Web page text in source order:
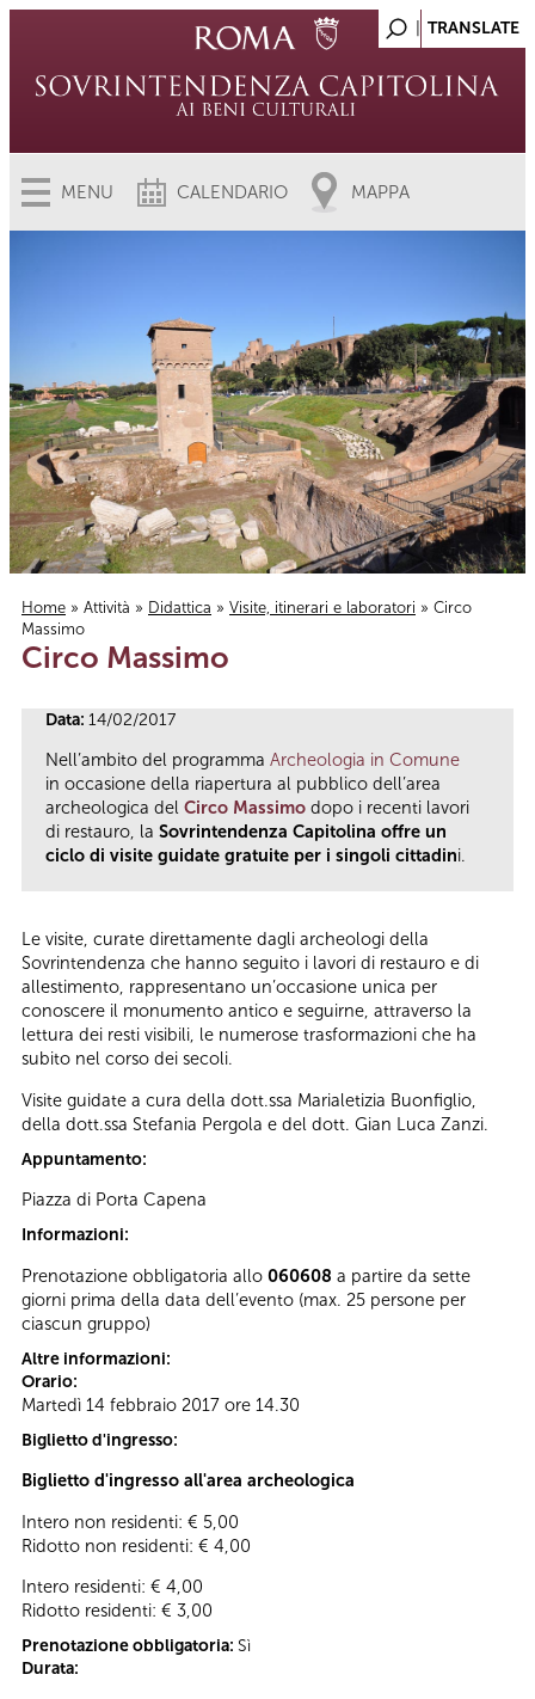
MENU CALENDARIO MAPPA
Tu sei qui
Home » Attività » Didattica » Visite, itinerari e laboratori » Circo
Massimo
Circo Massimo
Data: 14/02/2017
Nell’ambito del programma Archeologia in Comune
in occasione della riapertura al pubblico dell’area
archeologica del Circo Massimo dopo i recenti lavori
di restauro, la Sovrintendenza Capitolina offre un
ciclo di visite guidate gratuite per i singoli cittadini.
Le visite, curate direttamente dagli archeologi della
Sovrintendenza che hanno seguito i lavori di restauro e di
allestimento, rappresentano un’occasione unica per
conoscere il monumento antico e seguirne, attraverso la
lettura dei resti visibili, le numerose trasformazioni che ha
subito nel corso dei secoli.
Visite guidate a cura della dott.ssa Marialetizia Buonfiglio,
della dott.ssa Stefania Pergola e del dott. Gian Luca Zanzi.
Appuntamento:
Piazza di Porta Capena
Informazioni:
Prenotazione obbligatoria allo 060608 a partire da sette
giorni prima della data dell’evento (max. 25 persone per
ciascun gruppo)
Altre informazioni:
Orario:
Martedì 14 febbraio 2017 ore 14.30
Biglietto d'ingresso:
Biglietto d'ingresso all'area archeologica
Intero non residenti: € 5,00
Ridotto non residenti: € 4,00
Intero residenti: € 4,00
Ridotto residenti: € 3,00
Prenotazione obbligatoria: Sì
Durata: